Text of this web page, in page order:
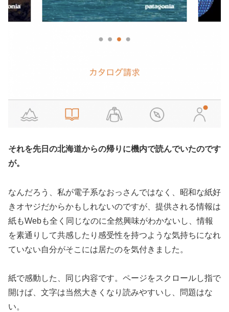
それを先日の北海道からの帰りに機内で読んでいたのです
が。
なんだろう、私が電子系なおっさんではなく、昭和な紙好
きオヤジだからかもしれないのですが、提供される情報は
紙もWebも全く同じなのに全然興味がわかないし、情報
を素通りして共感したり感受性を持つような気持ちになれ
ていない自分がそこには居たのを気付きました。
紙で感動した、同じ内容です。ページをスクロールし指で
開けば、文字は当然大きくなり読みやすいし、問題はな
い。